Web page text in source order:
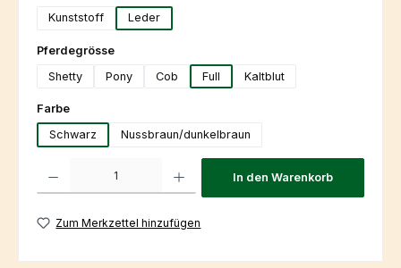
Kunststoff
Leder
Pferdegrösseauswählen
Shetty
Pony Cob Full Kaltblut
Farbeauswählen
Schwarz
Nussbraun/dunkelbraun
In den Warenkorb
Zum Merkzettel hinzufügen